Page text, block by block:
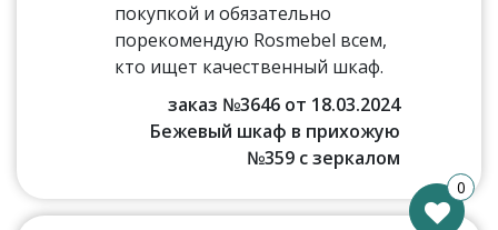
покупкой и обязательно
порекомендую Rosmebel всем,
кто ищет качественный шкаф.
заказ №3646 от 18.03.2024
Бежевый шкаф в прихожую
№359 с зеркалом
0